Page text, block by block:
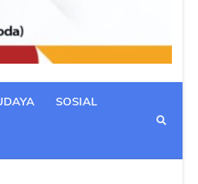
SOSIAL